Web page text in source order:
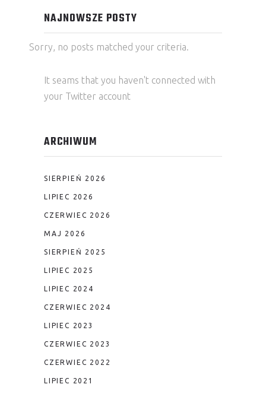
NAJNOWSZE POSTY
Sorry, no posts matched your criteria.
It seams that you haven't connected with
your Twitter account
ARCHIWUM
SIERPIEŃ 2026
LIPIEC 2026
CZERWIEC 2026
MAJ 2026
SIERPIEŃ 2025
LIPIEC 2025
LIPIEC 2024
CZERWIEC 2024
LIPIEC 2023
CZERWIEC 2023
CZERWIEC 2022
LIPIEC 2021